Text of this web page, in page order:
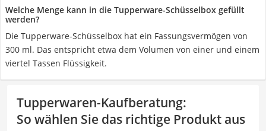
Welche Menge kann in die Tupperware-Schüsselbox gefüllt
werden?
Die Tupperware-Schüsselbox hat ein Fassungsvermögen von
300 ml. Das entspricht etwa dem Volumen von einer und einem
viertel Tassen Flüssigkeit.
Tupperwaren-Kaufberatung:
So wählen Sie das richtige Produkt aus